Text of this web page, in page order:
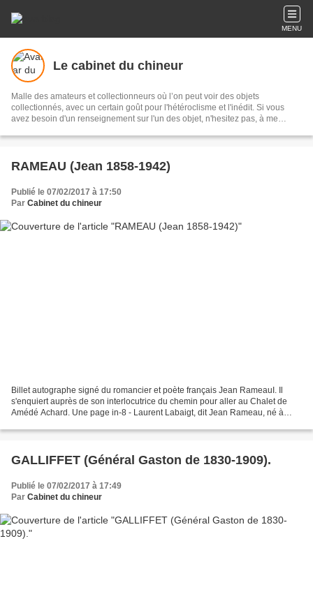
MENU
Le cabinet du chineur
Malle des amateurs et collectionneurs où l’on peut voir des objets
collectionnés, avec un certain goût pour l'hétéroclisme et l'inédit. Si vous
avez besoin d'un renseignement sur l'un des objet, n'hesitez pas, à me
RAMEAU (Jean 1858-1942)
Publié le 07/02/2017 à 17:50
Par Cabinet du chineur
Billet autographe signé du romancier et poète français Jean RameauI. Il
s'enquiert auprès de son interlocutrice du chemin pour aller au Chalet de
Amédé Achard. Une page in-8 - Laurent Labaigt, dit Jean Rameau, né à
GALLIFFET (Général Gaston de 1830-1909).
Publié le 07/02/2017 à 17:49
Par Cabinet du chineur